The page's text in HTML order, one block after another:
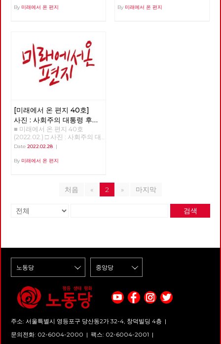
<<<<<<
By 미래에서 온 편지
<<<<<<
By 미래에서 온 편지
[미래에서 온 편지 40호]
사진 : 사회주의 대통령 후보
경선의 기록
■ 미래에서 온 편지 40호
(2022.02.) □ 사진 : 사회주의 대
통령 후보 경선의 기록 >>>>>>
Date 2022.02.28 |
By 미래에서 온 편지
처음 « 2 » 마지막
검색
주소: 서울특별시 영등포구 당산동2가 32-4, 창덕빌딩 4층 |
문의전화: 02-6004-2000 | 팩스: 02-6004-2001 |